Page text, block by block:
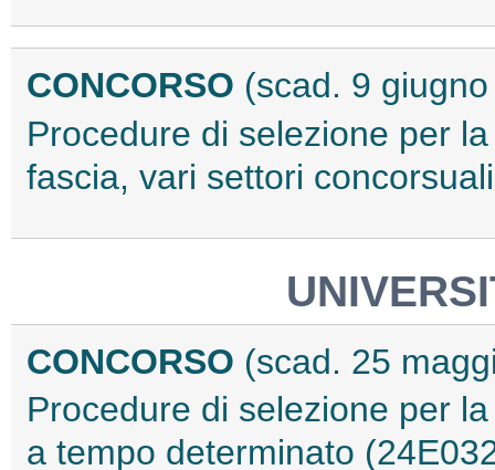
CONCORSO (scad. 9
Procedure di selezione per
fascia, vari settori
CONCORSO (scad. 25
Procedure di selezione per
a tempo determinato